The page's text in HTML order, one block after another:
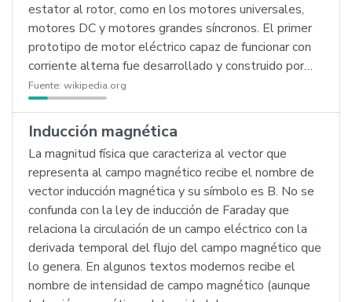
estator al rotor, como en los motores universales,
motores DC y motores grandes síncronos. El primer
prototipo de motor eléctrico capaz de funcionar con
corriente alterna fue desarrollado y construido por…
Fuente: wikipedia.org
Inducción magnética
La magnitud física que caracteriza al vector que
representa al campo magnético recibe el nombre de
vector inducción magnética y su símbolo es B. No se
confunda con la ley de inducción de Faraday que
relaciona la circulación de un campo eléctrico con la
derivada temporal del flujo del campo magnético que
lo genera. En algunos textos modernos recibe el
nombre de intensidad de campo magnético (aunque